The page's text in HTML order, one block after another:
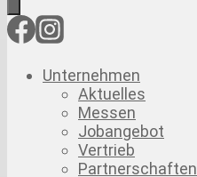
Unternehmen
Aktuelles
Messen
Jobangebot
Vertrieb
Partnerschaften